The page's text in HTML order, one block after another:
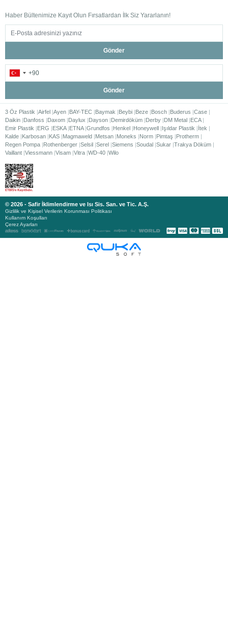
Haber Bültenimize Kayıt Olun Fırsatlardan İlk Siz Yararlanın!
Gönder
Gönder
3 Öz Plastik Airfel Ayen BAY-TEC Baymak Beybi Beze Bosch Buderus Case
Daikin Danfoss Daxom Daylux Dayson Demirdöküm Derby DM Metal ECA
Emir Plastik
ERG ESKA ETNA Grundfos Henkel Honeywell Işıldar Plastik
İtek
Kalde Karbosan KAS Magmaweld Metsan Moneks Norm Pimtaş
Protherm
Regen Pompa Rothenberger Selsil Serel Siemens Soudal Sukar Trakya Döküm
Vaillant Viessmann Visam Vitra WD-40 Wilo
© 2026 - Safir İklimlendirme ve Isı Sis. San. ve Tic. A.Ş.
Gizlilik ve Kişisel Verilerin Korunması Politikası
Kullanım Koşulları
Çerez Ayarları